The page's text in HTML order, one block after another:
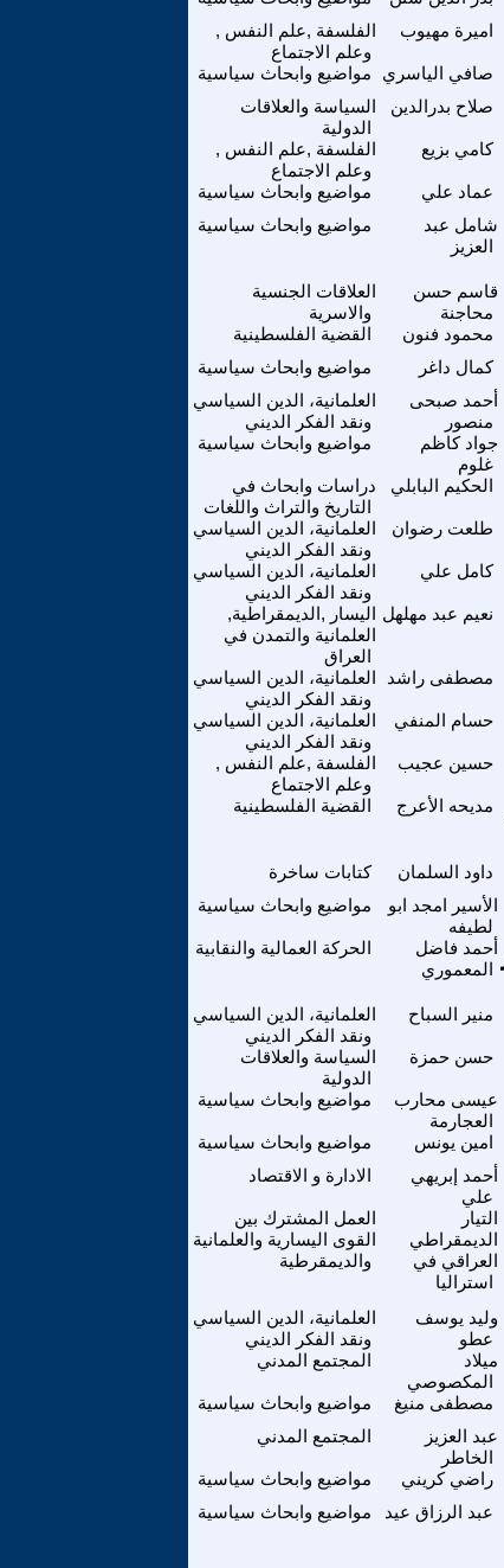
الفلسفة ,علم النفس ,
وعلم الاجتماع
اميرة مهيوب
مواضيع وابحاث سياسية صافي الياسري
السياسة والعلاقات
الدولية
صلاح بدرالدين
الفلسفة ,علم النفس ,
وعلم الاجتماع
كامي بزيع
مواضيع وابحاث سياسية عماد علي
مواضيع وابحاث سياسية
شامل عبد
العزيز
العلاقات الجنسية
والاسرية
قاسم حسن
محاجنة
القضية الفلسطينية محمود فنون
مواضيع وابحاث سياسية
كمال داغر
العلمانية، الدين السياسي
ونقد الفكر الديني
أحمد صبحى
منصور
مواضيع وابحاث سياسية
جواد كاظم
غلوم
دراسات وابحاث في
التاريخ والتراث واللغات
الحكيم البابلي
العلمانية، الدين السياسي
ونقد الفكر الديني
طلعت رضوان
العلمانية، الدين السياسي
ونقد الفكر الديني
كامل علي
اليسار ,الديمقراطية,
العلمانية والتمدن في
العراق
نعيم عبد مهلهل
العلمانية، الدين السياسي
ونقد الفكر الديني
مصطفى راشد
العلمانية، الدين السياسي
ونقد الفكر الديني
حسام المنفي
الفلسفة ,علم النفس ,
وعلم الاجتماع
حسين عجيب
القضية الفلسطينية مديحه الأعرج
كتابات ساخرة داود السلمان
مواضيع وابحاث سياسية
الأسير امجد ابو
لطيفه
الحركة العمالية والنقابية
أحمد فاضل
المعموري
العلمانية، الدين السياسي
ونقد الفكر الديني
منير السباح
السياسة والعلاقات
الدولية
حسن حمزة
مواضيع وابحاث سياسية
عيسى محارب
العجارمة
مواضيع وابحاث سياسية امين يونس
الادارة و الاقتصاد
أحمد إبريهي
علي
العمل المشترك بين
القوى اليسارية والعلمانية
والديمقرطية
التيار
الديمقراطي
العراقي في
استراليا
العلمانية، الدين السياسي
ونقد الفكر الديني
وليد يوسف
عطو
المجتمع المدني
ميلاد
المكصوصي
مواضيع وابحاث سياسية مصطفى منيغ
المجتمع المدني
عبد العزيز
الخاطر
مواضيع وابحاث سياسية راضي كريني
مواضيع وابحاث سياسية
عبد الرزاق عيد